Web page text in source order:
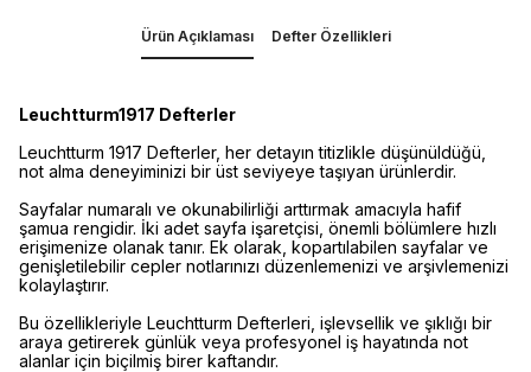
Ürün Açıklaması Defter Özellikleri
Leuchtturm1917 Defterler
Leuchtturm 1917 Defterler, her detayın titizlikle düşünüldüğü,
not alma deneyiminizi bir üst seviyeye taşıyan ürünlerdir.
Sayfalar numaralı ve okunabilirliği arttırmak amacıyla hafif
şamua rengidir. İki adet sayfa işaretçisi, önemli bölümlere hızlı
erişimenize olanak tanır. Ek olarak, kopartılabilen sayfalar ve
genişletilebilir cepler notlarınızı düzenlemenizi ve arşivlemenizi
kolaylaştırır.
Bu özellikleriyle Leuchtturm Defterleri, işlevsellik ve şıklığı bir
araya getirerek günlük veya profesyonel iş hayatında not
alanlar için biçilmiş birer kaftandır.